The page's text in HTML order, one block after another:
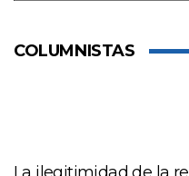
COLUMNISTAS